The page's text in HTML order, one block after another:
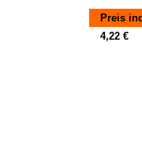
Preis
4,22 €